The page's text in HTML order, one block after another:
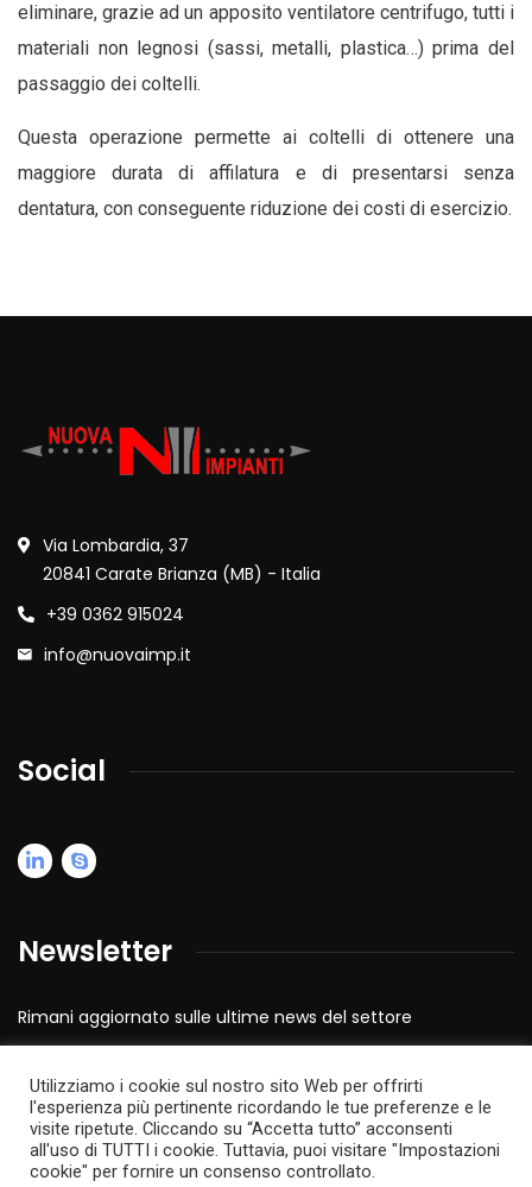
eliminare, grazie ad un apposito ventilatore centrifugo, tutti i
materiali non legnosi (sassi, metalli, plastica…) prima del
passaggio dei coltelli.
Questa operazione permette ai coltelli di ottenere una
maggiore durata di affilatura e di presentarsi senza
dentatura, con conseguente riduzione dei costi di esercizio.
Via Lombardia, 37
20841 Carate Brianza (MB) - Italia
+39 0362 915024
info@nuovaimp.it
Social
Newsletter
Rimani aggiornato sulle ultime news del settore
Utilizziamo i cookie sul nostro sito Web per offrirti
l'esperienza più pertinente ricordando le tue preferenze e le
visite ripetute. Cliccando su “Accetta tutto” acconsenti
all'uso di TUTTI i cookie. Tuttavia, puoi visitare "Impostazioni
cookie" per fornire un consenso controllato.